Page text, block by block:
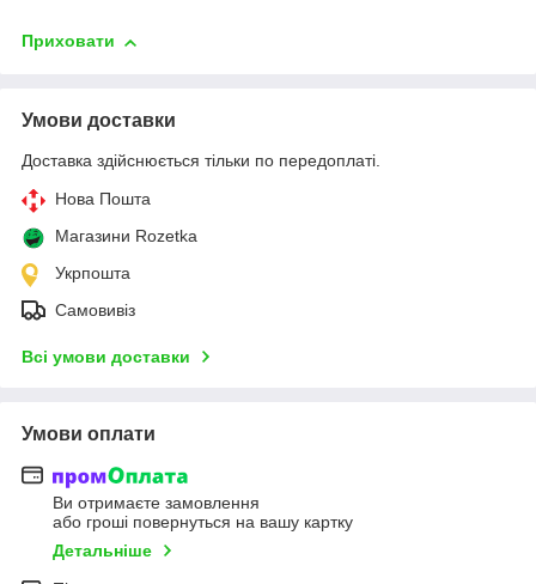
Приховати
Умови доставки
Доставка здійснюється тільки по передоплаті.
Нова Пошта
Магазини Rozetka
Укрпошта
Самовивіз
Всі умови доставки
Умови оплати
Ви отримаєте замовлення
або гроші повернуться на вашу картку
Детальніше